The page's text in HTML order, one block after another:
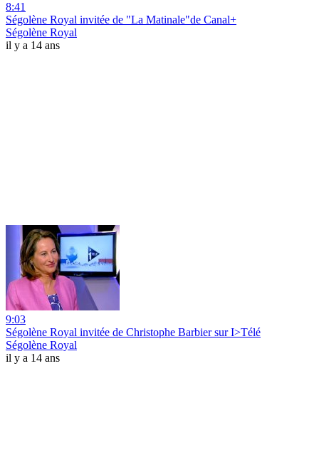
8:41
Ségolène Royal invitée de "La Matinale"de Canal+
Ségolène Royal
il y a 14 ans
9:03
Ségolène Royal invitée de Christophe Barbier sur I>Télé
Ségolène Royal
il y a 14 ans